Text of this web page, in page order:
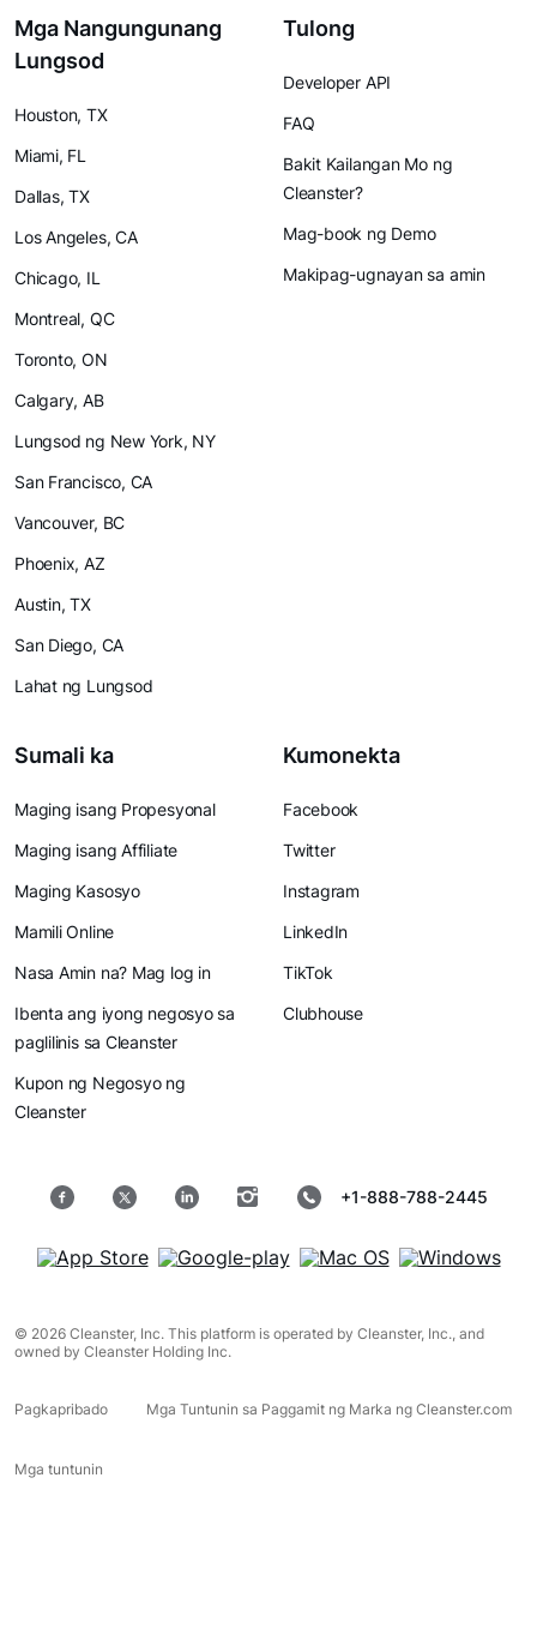
Mga Nangungunang
Lungsod
Houston, TX
Miami, FL
Dallas, TX
Los Angeles, CA
Chicago, IL
Montreal, QC
Toronto, ON
Calgary, AB
Lungsod ng New York, NY
San Francisco, CA
Vancouver, BC
Phoenix, AZ
Austin, TX
San Diego, CA
Lahat ng Lungsod
Tulong
Developer API
FAQ
Bakit Kailangan Mo ng
Cleanster?
Mag-book ng Demo
Makipag-ugnayan sa amin
Sumali ka
Maging isang Propesyonal
Maging isang Affiliate
Maging Kasosyo
Mamili Online
Nasa Amin na? Mag log in
Ibenta ang iyong negosyo sa
paglilinis sa Cleanster
Kupon ng Negosyo ng
Cleanster
Kumonekta
Facebook
Twitter
Instagram
LinkedIn
TikTok
Clubhouse
+1-888-788-2445
© 2026 Cleanster, Inc. This platform is operated by Cleanster, Inc., and
owned by Cleanster Holding Inc.
Pagkapribado Mga Tuntunin sa Paggamit ng Marka ng Cleanster.com
Mga tuntunin